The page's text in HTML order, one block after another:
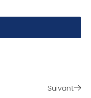
Suivant